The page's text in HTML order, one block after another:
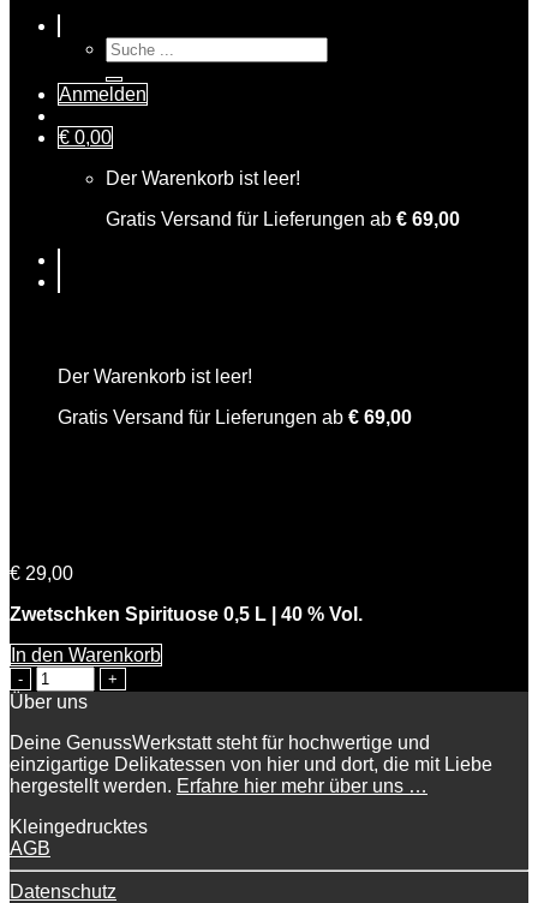
Suche
nach:
Anmelden
€ 0,00
Der Warenkorb ist leer!
Gratis Versand für Lieferungen ab € 69,00
Der Warenkorb ist leer!
Gratis Versand für Lieferungen ab € 69,00
€ 29,00
Zwetschken Spirituose 0,5 L | 40 % Vol.
In den Warenkorb
Sepps
Zwetschken
Über uns
Deine GenussWerkstatt steht für hochwertige und
einzigartige Delikatessen von hier und dort, die mit Liebe
hergestellt werden. Erfahre hier mehr über uns …
Kleingedrucktes
AGB
Datenschutz